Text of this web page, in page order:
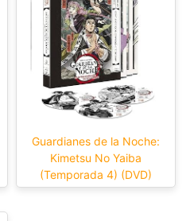
Guardianes de la Noche:
Kimetsu No Yaiba
(Temporada 4) (DVD)